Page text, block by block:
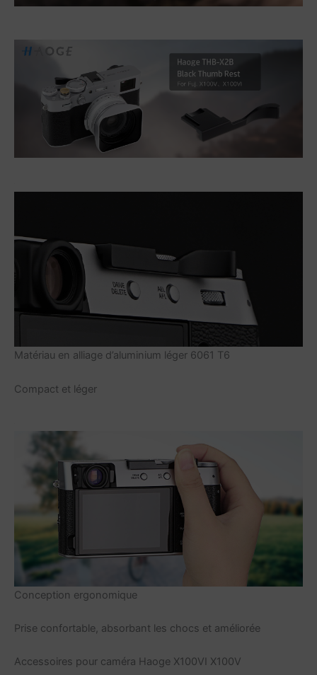
Matériau en alliage d’aluminium léger 6061 T6
Compact et léger
Conception ergonomique
Prise confortable, absorbant les chocs et améliorée
Accessoires pour caméra Haoge X100VI X100V